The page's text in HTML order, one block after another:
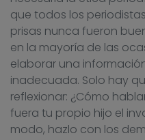
que todos los
prisas nunca fueron
en la mayoría de las
elaborar una
inadecuada. Solo hay
reflexionar: ¿Cómo
fuera tu propio hijo el
modo, hazlo con los